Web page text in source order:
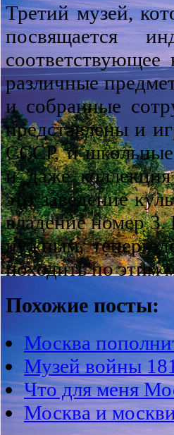
Третий музей,
посвящается
различные
и собранные
представлены и
СССР, и школьные
и даже
это заведение
владение номер 3.
нужным, теперь
походить по этим
Похожие посты:
Москва
Музей войны
Что для меня
Москва и